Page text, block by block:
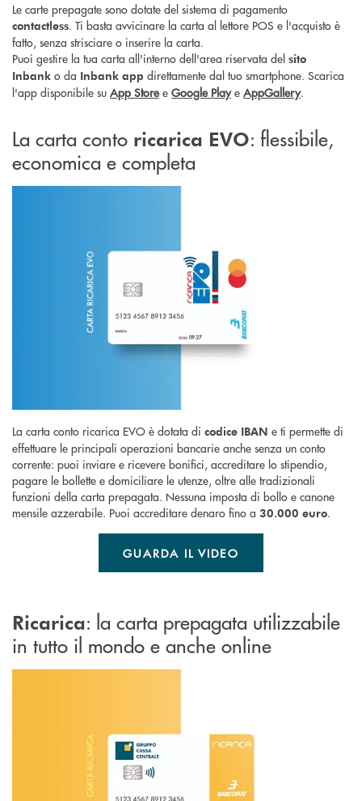
Le carte prepagate sono dotate del sistema di pagamento
contactless. Ti basta avvicinare la carta al lettore POS e l'acquisto è
fatto, senza strisciare o inserire la carta.
Puoi gestire la tua carta all'interno dell'area riservata del sito
Inbank o da Inbank app direttamente dal tuo smartphone. Scarica
l'app disponibile su App Storee Google Play e AppGallery.
La carta conto ricarica EVO: flessibile,
economica e completa
La carta conto ricarica EVO è dotata di codice IBAN e ti permette di
effettuare le principali operazioni bancarie anche senza un conto
corrente: puoi inviare e ricevere bonifici, accreditare lo stipendio,
pagare le bollette e domiciliare le utenze, oltre alle tradizionali
funzioni della carta prepagata. Nessuna imposta di bollo e canone
mensile azzerabile. Puoi accreditare denaro fino a 30.000 euro.
GUARDA IL VIDEO
Ricarica: la carta prepagata utilizzabile
in tutto il mondo e anche online